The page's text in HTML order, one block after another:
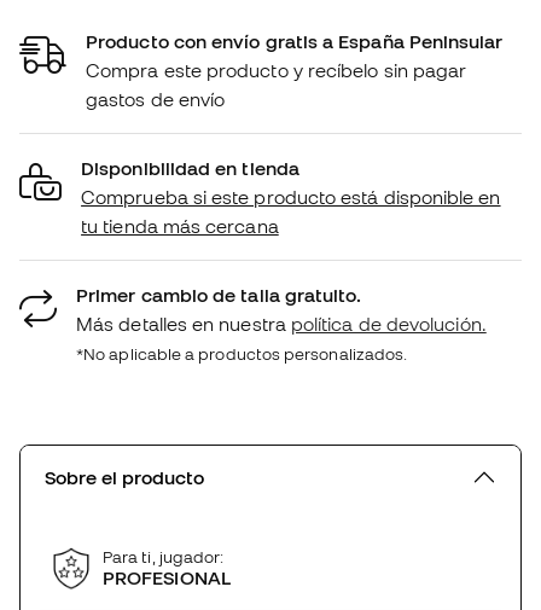
Producto con envío gratis a España Peninsular
Compra este producto y recíbelo sin pagar
gastos de envío
Disponibilidad en tienda
Comprueba si este producto está disponible en
tu tienda más cercana
Primer cambio de talla gratuito.
Más detalles en nuestra política de devolución.
*No aplicable a productos personalizados.
Sobre el producto
Para ti, jugador:
PROFESIONAL